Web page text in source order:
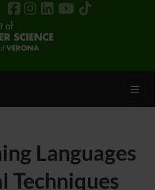
Languages
Techniques